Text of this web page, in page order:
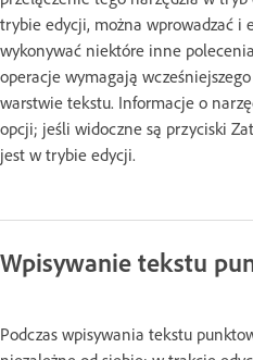
trybie edycji, można wprowadzać i
wykonywać niektóre inne
operacje wymagają
warstwie tekstu. Informacje o
opcji; jeśli widoczne są przyciski
jest w trybie edycji.
Wpisywanie tekstu
Podczas wpisywania tekstu